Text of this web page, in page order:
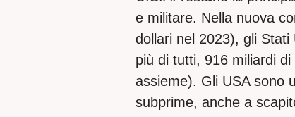
e militare. Nella nuova
dollari nel 2023), gli
più di tutti, 916 miliardi
assieme). Gli USA sono
subprime, anche a